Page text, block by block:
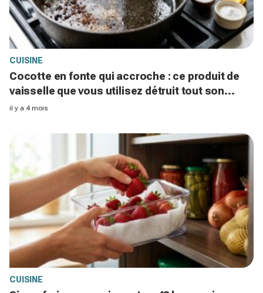
CUISINE
Cocotte en fonte qui accroche : ce produit de
vaisselle que vous utilisez détruit tout son
pouvoir antiadhésif
il y a 4 mois
CUISINE